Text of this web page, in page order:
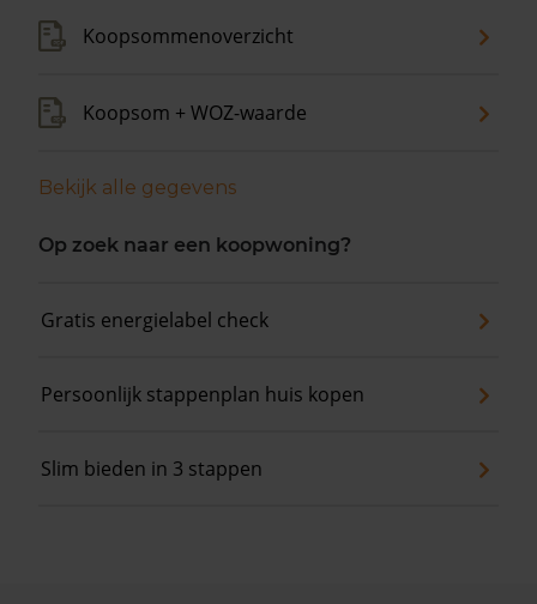
Koopsommenoverzicht
Koopsom + WOZ-waarde
Bekijk alle gegevens
Op zoek naar een koopwoning?
Gratis energielabel check
Persoonlijk stappenplan huis kopen
Slim bieden in 3 stappen